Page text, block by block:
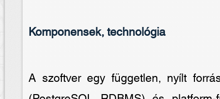
Komponensek, technológia
A szoftver egy független, nyílt